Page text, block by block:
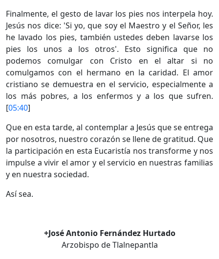
Finalmente, el gesto de lavar los pies nos interpela hoy.
Jesús nos dice: 'Si yo, que soy el Maestro y el Señor, les
he lavado los pies, también ustedes deben lavarse los
pies los unos a los otros'. Esto significa que no
podemos comulgar con Cristo en el altar si no
comulgamos con el hermano en la caridad. El amor
cristiano se demuestra en el servicio, especialmente a
los más pobres, a los enfermos y a los que sufren.
[05:40]
Que en esta tarde, al contemplar a Jesús que se entrega
por nosotros, nuestro corazón se llene de gratitud. Que
la participación en esta Eucaristía nos transforme y nos
impulse a vivir el amor y el servicio en nuestras familias
y en nuestra sociedad.
Así sea.
+José Antonio Fernández Hurtado
Arzobispo de Tlalnepantla